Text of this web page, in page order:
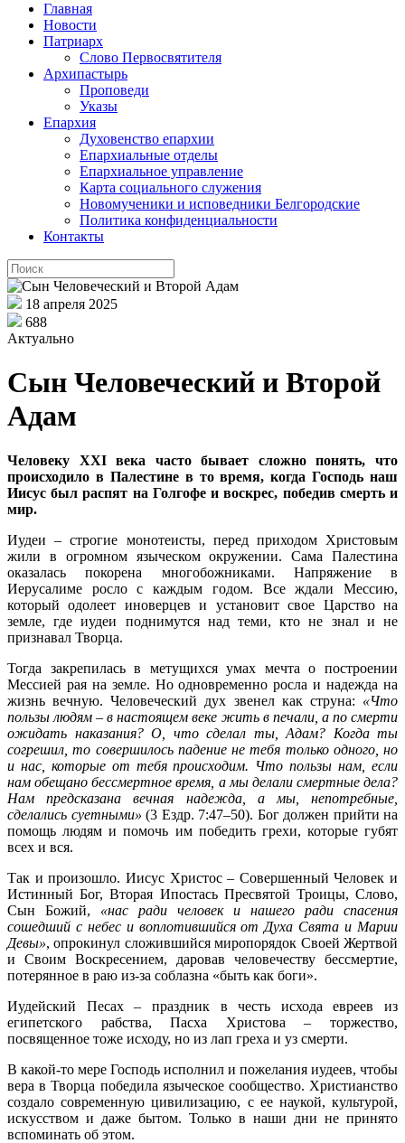
Главная
Новости
Патриарх
Слово Первосвятителя
Архипастырь
Проповеди
Указы
Епархия
Духовенство епархии
Епархиальные отделы
Епархиальное управление
Карта социального служения
Новомученики и исповедники Белгородские
Политика конфиденциальности
Контакты
18 апреля 2025
688
Актуально
Сын Человеческий и Второй
Адам
Человеку XXI века часто бывает сложно понять, что
происходило в Палестине в то время, когда Господь наш
Иисус был распят на Голгофе и воскрес, победив смерть и
мир.
Иудеи – строгие монотеисты, перед приходом Христовым
жили в огромном языческом окружении. Сама Палестина
оказалась покорена многобожниками. Напряжение в
Иерусалиме росло с каждым годом. Все ждали Мессию,
который одолеет иноверцев и установит свое Царство на
земле, где иудеи поднимутся над теми, кто не знал и не
признавал Творца.
Тогда закрепилась в метущихся умах мечта о построении
Мессией рая на земле. Но одновременно росла и надежда на
жизнь вечную. Человеческий дух звенел как струна: «Что
пользы людям – в настоящем веке жить в печали, а по смерти
ожидать наказания? О, что сделал ты, Адам? Когда ты
согрешил, то совершилось падение не тебя только одного, но
и нас, которые от тебя происходим. Что пользы нам, если
нам обещано бессмертное время, а мы делали смертные дела?
Нам предсказана вечная надежда, а мы, непотребные,
сделались суетными» (3 Ездр. 7:47–50). Бог должен прийти на
помощь людям и помочь им победить грехи, которые губят
всех и вся.
Так и произошло. Иисус Христос – Совершенный Человек и
Истинный Бог, Вторая Ипостась Пресвятой Троицы, Слово,
Сын Божий, «нас ради человек и нашего ради спасения
сошедший с небес и воплотившийся от Духа Свята и Марии
Девы», опрокинул сложившийся миропорядок Своей Жертвой
и Своим Воскресением, даровав человечеству бессмертие,
потерянное в раю из-за соблазна «быть как боги».
Иудейский Песах – праздник в честь исхода евреев из
египетского рабства, Пасха Христова – торжество,
посвященное тоже исходу, но из лап греха и уз смерти.
В какой-то мере Господь исполнил и пожелания иудеев, чтобы
вера в Творца победила языческое сообщество. Христианство
создало современную цивилизацию, с ее наукой, культурой,
искусством и даже бытом. Только в наши дни не принято
вспоминать об этом.